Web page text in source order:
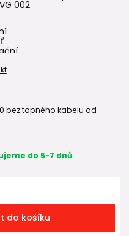
bez topného kabelu od
do 5-7 dnů
do košíku